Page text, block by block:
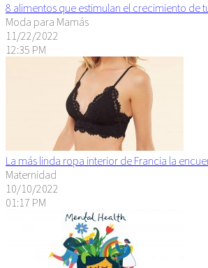
8 alimentos que estimulan el crecimiento de
Moda para Mamás
11/22/2022
12:35 PM
La más linda ropa interior de Francia la
Maternidad
10/10/2022
01:17 PM